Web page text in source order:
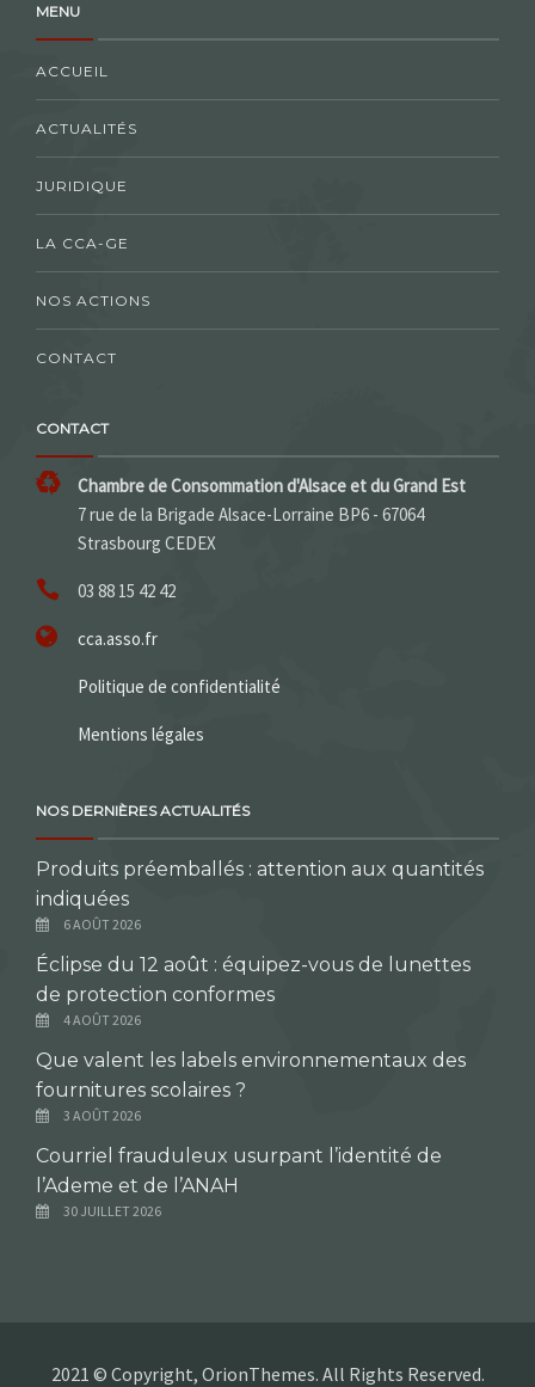
MENU
ACCUEIL
ACTUALITÉS
JURIDIQUE
LA CCA-GE
NOS ACTIONS
CONTACT
CONTACT
Chambre de Consommation d'Alsace et du Grand Est
7 rue de la Brigade Alsace-Lorraine BP6 - 67064
Strasbourg CEDEX
03 88 15 42 42
cca.asso.fr
Politique de confidentialité
Mentions légales
NOS DERNIÈRES ACTUALITÉS
Produits préemballés : attention aux quantités
indiquées
6 AOÛT 2026
Éclipse du 12 août : équipez-vous de lunettes
de protection conformes
4 AOÛT 2026
Que valent les labels environnementaux des
fournitures scolaires ?
3 AOÛT 2026
Courriel frauduleux usurpant l’identité de
l’Ademe et de l’ANAH
30 JUILLET 2026
2021 © Copyright, OrionThemes. All Rights Reserved.